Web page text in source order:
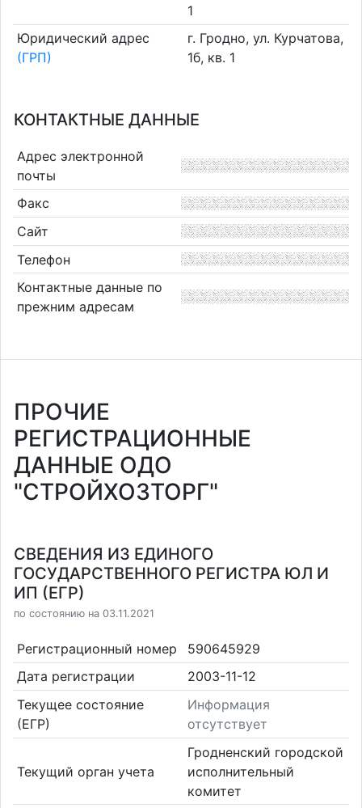
1
Юридический адрес
(ГРП)
г. Гродно, ул. Курчатова,
1б, кв. 1
КОНТАКТНЫЕ ДАННЫЕ
Адрес электронной
почты
Факс
Сайт
Телефон
Контактные данные по
прежним адресам
ПРОЧИЕ
РЕГИСТРАЦИОННЫЕ
ДАННЫЕ ОДО
"СТРОЙХОЗТОРГ"
СВЕДЕНИЯ ИЗ ЕДИНОГО
ГОСУДАРСТВЕННОГО РЕГИСТРА ЮЛ И
ИП (ЕГР)
по состоянию на 03.11.2021
Регистрационный номер
590645929
Дата регистрации
2003-11-12
Текущее состояние
(ЕГР)
Информация
отсутствует
Текущий орган учета
Гродненский городской
исполнительный
комитет